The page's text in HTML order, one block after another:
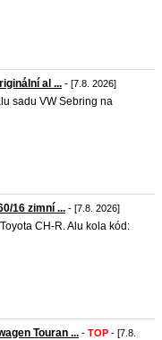
al ... - [7.8. 2026]
sadu VW Sebring na
16 zimní ... - [7.8. 2026]
CH-R. Alu kola kód:
Touran ... - TOP - [7.8.